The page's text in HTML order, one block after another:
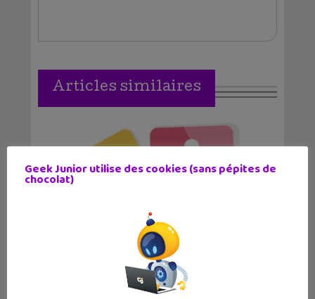
Articles similaires
6 comptes Instagram pour booster
ton niveau de mat...
Geek Junior utilise des cookies (sans pépites de
chocolat)